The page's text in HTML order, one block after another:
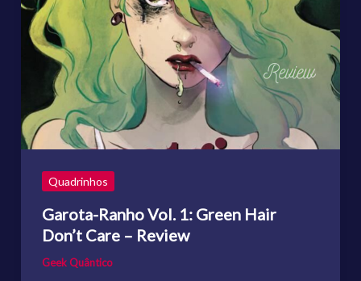
Quadrinhos
Garota-Ranho Vol. 1: Green Hair
Don’t Care – Review
Geek Quântico